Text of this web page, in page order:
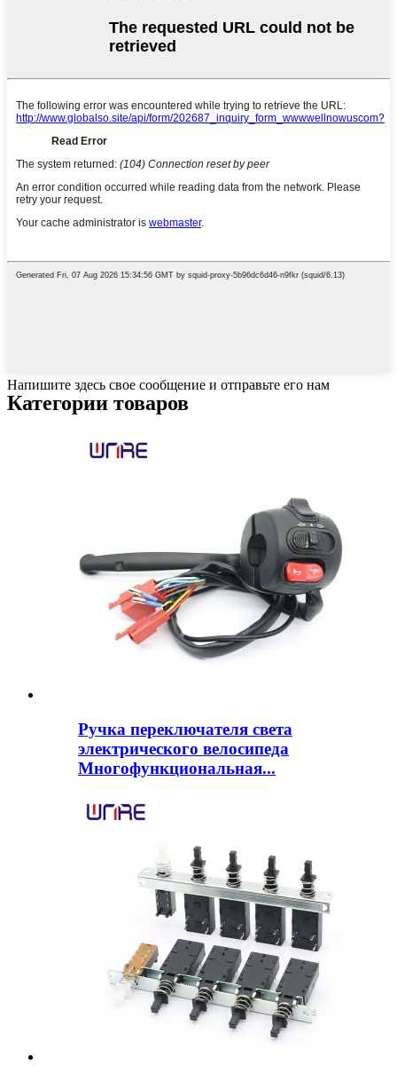
Напишите здесь свое сообщение и отправьте его нам
Категории товаров
Ручка переключателя света
электрического велосипеда
Многофункциональная...